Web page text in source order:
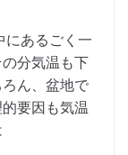
にあるごく一
分気温も下
ん、盆地で
要因も気温